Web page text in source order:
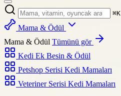
⌘K
Mama & Ödül
Mama & Ödül Tümünü gör
Kedi Ek Besin & Ödül
Petshop Serisi Kedi Mamaları
Veteriner Serisi Kedi Mamaları